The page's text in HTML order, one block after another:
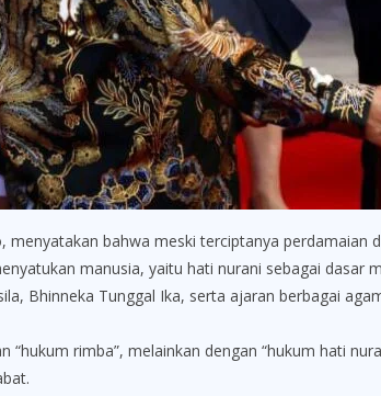
menyatakan bahwa meski terciptanya
manusia, yaitu hati nurani sebagai dasar
Bhinneka Tunggal Ika, serta ajaran berbagai
rimba”, melainkan dengan “hukum hati